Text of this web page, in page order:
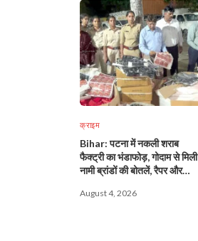
क्राइम
Bihar: पटना में नकली शराब
फैक्ट्री का भंडाफोड़, गोदाम से मिली
नामी ब्रांडों की बोतलें, रैपर और
August 4, 2026